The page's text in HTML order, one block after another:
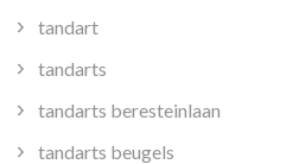
tandart
tandarts
tandarts beresteinlaan
tandarts beugels